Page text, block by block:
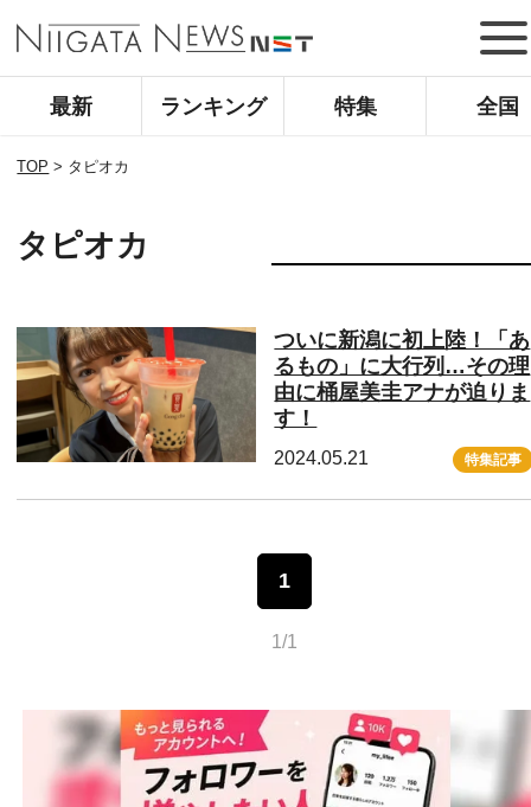
最新 ランキング 特集 全国
TOP > タピオカ
タピオカ
ついに新潟に初上陸！「あ
るもの」に大行列…その理
由に桶屋美圭アナが迫りま
す！
2024.05.21 特集記事
1
1/1